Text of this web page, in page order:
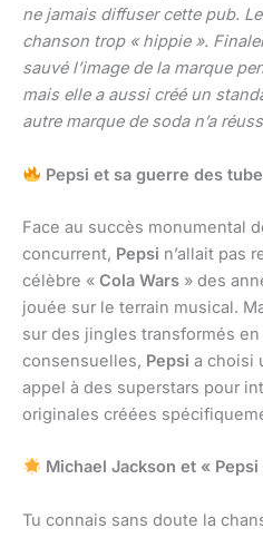
ne jamais diffuser cette pub.
chanson trop « hippie ».
sauvé l’image de la marque
mais elle a aussi créé un
autre marque de soda n’a
Pepsi et sa guerre des
Face au succès monumental
concurrent, Pepsi n’allait pas
célèbre « Cola Wars » des
jouée sur le terrain musical.
sur des jingles transformés
consensuelles, Pepsi a choisi
appel à des superstars pour
originales créées
Michael Jackson et «
Tu connais sans doute la